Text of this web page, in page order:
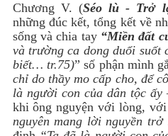
Chương V. (Séo lù - Trở
những đúc kết, tổng kết về
sống và chia tay “Miền đất
và trường ca dong duổi suốt
biết… tr.75)” số phận mình
chỉ do thầy mo cấp cho, để
là người con của dân tộc
khi ông nguyện với lòng,
nguyên mang lời nguyền trở